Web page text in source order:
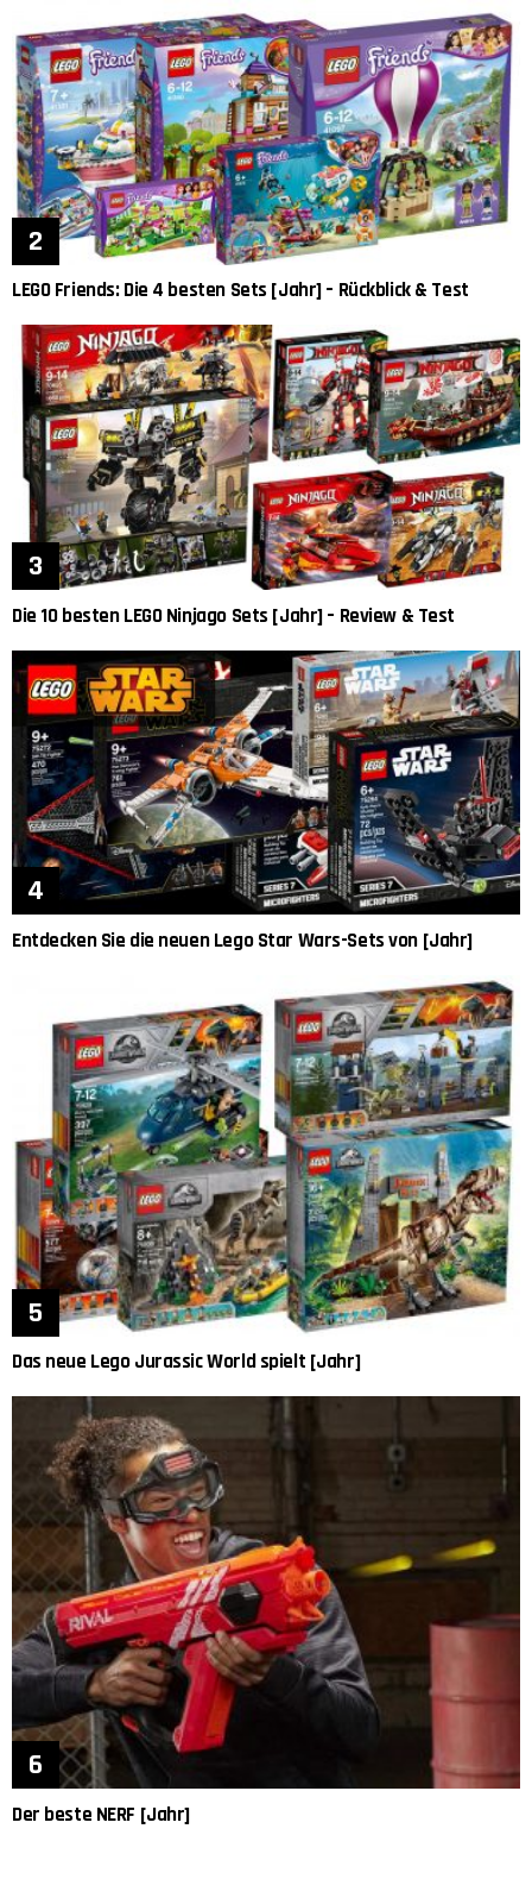
LEGO Friends: Die 4 besten Sets [Jahr] – Rückblick & Test
Die 10 besten LEGO Ninjago Sets [Jahr] – Review & Test
Entdecken Sie die neuen Lego Star Wars-Sets von [Jahr]
Das neue Lego Jurassic World spielt [Jahr]
Der beste NERF [Jahr]